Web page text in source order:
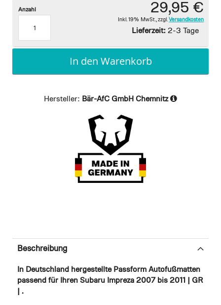
29,95 €
Inkl. 19% MwSt. zzgl. Versandkosten
Lieferzeit: 2-3 Tage
Anzahl
In den Warenkorb
Hersteller: Bär-AfC GmbH Chemnitz
Beschreibung
In Deutschland hergestellte Passform Autofußmatten
passend für Ihren Subaru Impreza 2007 bis 2011 | GR
| .